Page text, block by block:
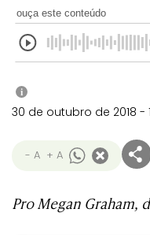
ouça este conteúdo
i
30 de outubro de 2018 -
- A + A
ProMegan Graham,